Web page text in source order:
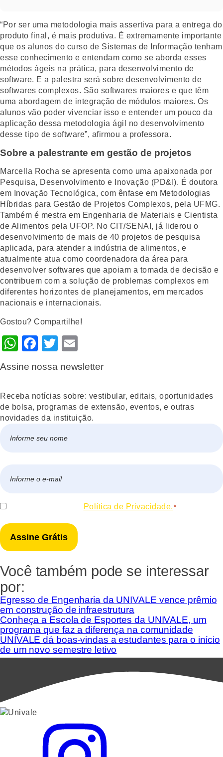
“Por ser uma metodologia mais assertiva para a entrega do
produto final, é mais produtiva. É extremamente importante
que os alunos do curso de Sistemas de Informação tenham
esse conhecimento e entendam como se aborda esses
métodos ágeis na prática, para desenvolvimento de
software. E a palestra será sobre desenvolvimento de
softwares complexos. São softwares maiores e que têm
uma abordagem de integração de módulos maiores. Os
alunos vão poder vivenciar isso e entender um pouco da
aplicação dessa metodologia ágil no desenvolvimento
desse tipo de software”, afirmou a professora.
Sobre a palestrante em gestão de projetos
Marcella Rocha se apresenta como uma apaixonada por
Pesquisa, Desenvolvimento e Inovação (PD&I). É doutora
em Inovação Tecnológica, com ênfase em Metodologias
Híbridas para Gestão de Projetos Complexos, pela UFMG.
Também é mestra em Engenharia de Materiais e Cientista
de Alimentos pela UFOP. No CIT/SENAI, já liderou o
desenvolvimento de mais de 40 projetos de pesquisa
aplicada, para atender a indústria de alimentos, e
atualmente atua como coordenadora da área para
desenvolver softwares que apoiam a tomada de decisão e
contribuem com a solução de problemas complexos em
diferentes horizontes de planejamentos, em mercados
nacionais e internacionais.
Gostou? Compartilhe!
WhatsApp
Facebook
Twitter
Assine nossa newsletter
Receba notícias sobre: vestibular, editais, oportunidades
de bolsa, programas de extensão, eventos, e outras
novidades da instituição.
mail
Consentir Política de Privacidade. *
Você também pode se interessar
por:
Egresso de Engenharia da UNIVALE vence prêmio
em construção de infraestrutura
Conheça a Escola de Esportes da UNIVALE, um
programa que faz a diferença na comunidade
UNIVALE dá boas-vindas a estudantes para o início
de um novo semestre letivo